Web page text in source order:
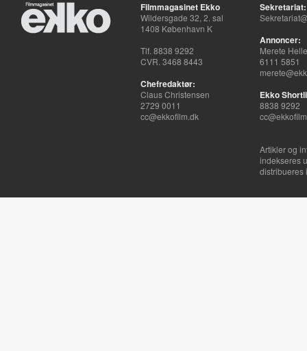
Filmmagasinet Ekko
Wildersgade 32, 2. sal
1408 København K
Tlf. 8838 9292
CVR. 3468 8443
Chefredaktør:
Claus Christensen
2729 0011
cc@ekkofilm.dk
Sekretariat:
Annoncer:
Merete
6111 5851
Ekko
8838 9292
Artikler og
indekseres
distribueres